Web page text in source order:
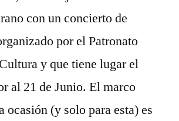
con un concierto de
por el Patronato
y que tiene lugar el
al 21 de Junio. El marco
ocasión (y solo para esta) es